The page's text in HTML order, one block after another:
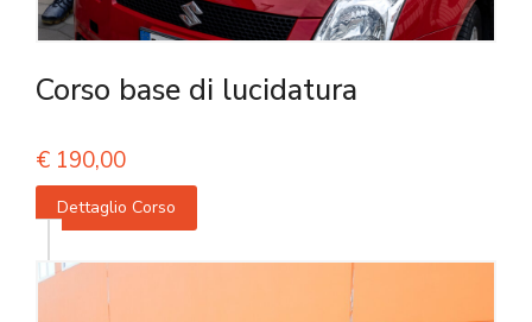
Corso base di lucidatura
€ 190,00
Dettaglio Corso